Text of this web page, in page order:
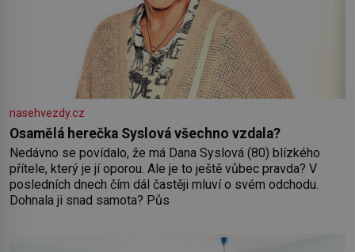
nasehvezdy.cz
Osamělá herečka Syslová všechno vzdala?
Nedávno se povídalo, že má Dana Syslová (80) blízkého
přítele, který je jí oporou. Ale je to ještě vůbec pravda? V
posledních dnech čím dál častěji mluví o svém odchodu.
Dohnala ji snad samota? Půs